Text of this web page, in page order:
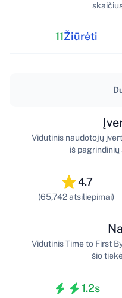
11Žiūrėti
4.7
(65,742 atsiliepimai)
Vidutinis naudotojų
iš
1.2s
Vidutinis Time to First
šio